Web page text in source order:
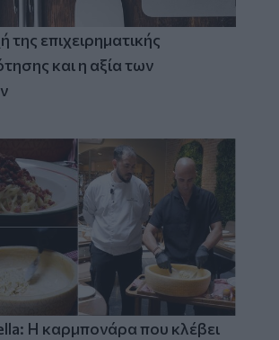
της επιχειρηματικής
και η αξία των
Η καρμπονάρα που κλέβει